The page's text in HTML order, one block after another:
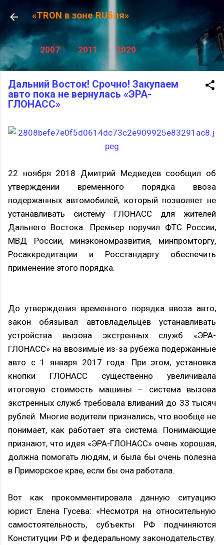
К основному контенту
«TRON в зоне RUбля»
2007 2011 2020
Дальний Восток! Срочно! Закупаем
авто пока не вернулась «ЭРА-
ГЛОНАСС»
22 ноября 2018 Дмитрий Медведев сообщил об
утверждении временного порядка ввоза
подержанных автомобилей, который позволяет не
устанавливать систему ГЛОНАСС для жителей
Дальнего Востока. Премьер поручил ФТС России,
МВД России, минэкономразвития, минпромторгу,
Росаккредитации и Росстандарту обеспечить
применение этого порядка.
До утверждения временного порядка ввоза авто,
закон обязывал автовладельцев устанавливать
устройства вызова экстренных служб «ЭРА-
ГЛОНАСС» на ввозимые из-за рубежа подержанные
авто с 1 января 2017 года. При этом, установка
кнопки ГЛОНАСС существенно увеличивала
итоговую стоимость машины – система вызова
экстренных служб требовала вливаний до 33 тысяч
рублей. Многие водители признались, что вообще не
понимает, как работает эта система. Понимающие
признают, что идея «ЭРА-ГЛОНАСС» очень хорошая,
должна помогать людям, и была бы очень полезна
в Приморское крае, если бы она работала.
Вот как прокомментировала данную ситуацию
юрист Елена Гусева: «Несмотря на относительную
самостоятельность, субъекты РФ подчиняются
Конституции РФ и федеральному законодательству.